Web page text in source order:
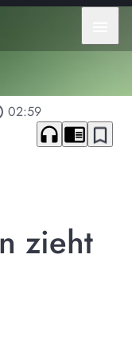
02:59
headphones chrome_reader_mode bookmark_border
zieht